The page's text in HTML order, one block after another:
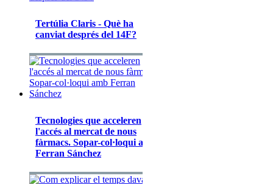
Tertúlia Claris - Què ha
canviat després del 14F?
Tecnologies que acceleren
l'accés al mercat de nous
fàrmacs. Sopar-col·loqui amb
Ferran Sánchez